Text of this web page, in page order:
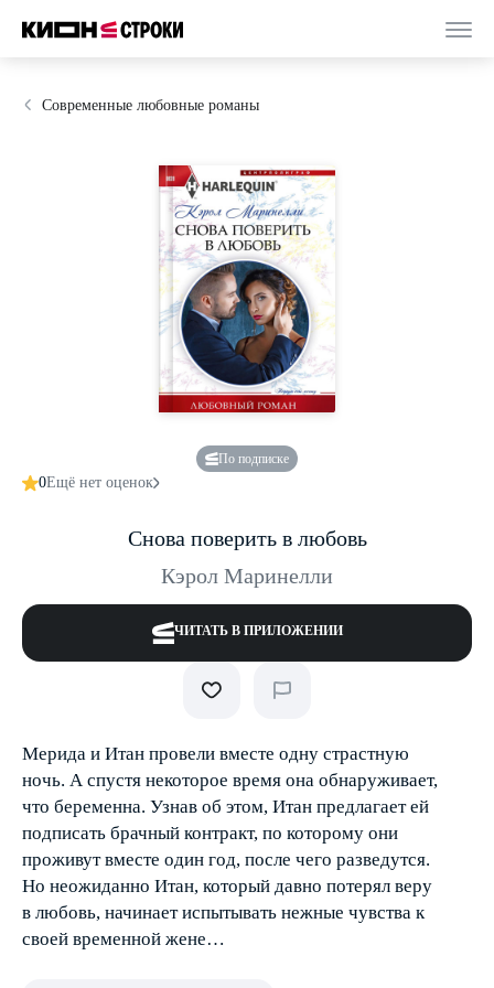
Современные любовные романы
По подписке
0Ещё нет оценок
Снова поверить в любовь
Кэрол Маринелли
ЧИТАТЬ В ПРИЛОЖЕНИИ
Мерида и Итан провели вместе одну страстную
ночь. А спустя некоторое время она обнаруживает,
что беременна. Узнав об этом, Итан предлагает ей
подписать брачный контракт, по которому они
проживут вместе один год, после чего разведутся.
Но неожиданно Итан, который давно потерял веру
в любовь, начинает испытывать нежные чувства к
своей временной жене…